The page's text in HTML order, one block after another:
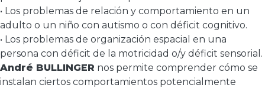
• Los problemas de relación y comportamiento en un
adulto o un niño con autismo o con déficit cognitivo.
• Los problemas de organización espacial en una
persona con déficit de la motricidad o/y déficit sensorial.
André BULLINGER nos permite comprender cómo se
instalan ciertos comportamientos potencialmente